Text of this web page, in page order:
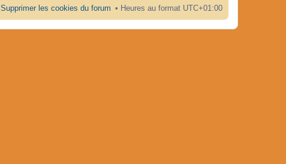
e
s
s
i
e
r
Heures au format UTC+01:00
Supprimer les cookies du forum